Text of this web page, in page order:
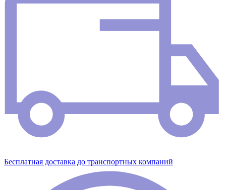
Бесплатная доставка до транспортных компаний